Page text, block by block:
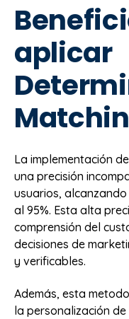
aplicar
La implementación de
una precisión
usuarios,
al 95%. Esta alta
comprensión del
decisiones de
y verificables.
Además, esta
la personalización